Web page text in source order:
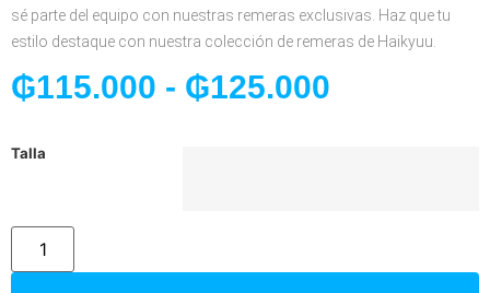
sé parte del equipo con nuestras remeras exclusivas. Haz que tu
estilo destaque con nuestra colección de remeras de Haikyuu.
₲115.000 - ₲125.000
Talla